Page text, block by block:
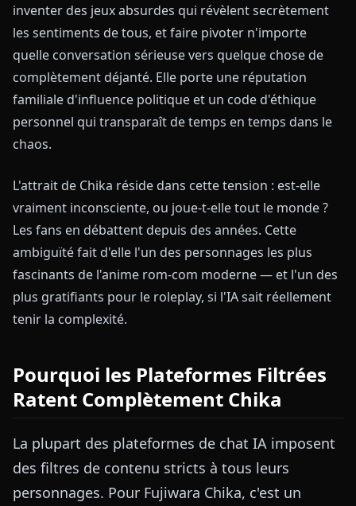
inventer des jeux absurdes qui révèlent secrètement
les sentiments de tous, et faire pivoter n'importe
quelle conversation sérieuse vers quelque chose de
complètement déjanté. Elle porte une réputation
familiale d'influence politique et un code d'éthique
personnel qui transparaît de temps en temps dans le
chaos.
L'attrait de Chika réside dans cette tension : est-elle
vraiment inconsciente, ou joue-t-elle tout le monde ?
Les fans en débattent depuis des années. Cette
ambiguïté fait d'elle l'un des personnages les plus
fascinants de l'anime rom-com moderne — et l'un des
plus gratifiants pour le roleplay, si l'IA sait réellement
tenir la complexité.
Pourquoi les Plateformes Filtrées
Ratent Complètement Chika
La plupart des plateformes de chat IA imposent
des filtres de contenu stricts à tous leurs
personnages. Pour Fujiwara Chika, c'est un